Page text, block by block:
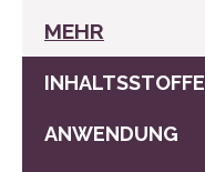
MEHR
ANWENDUNG
INHALTSSTOFFE